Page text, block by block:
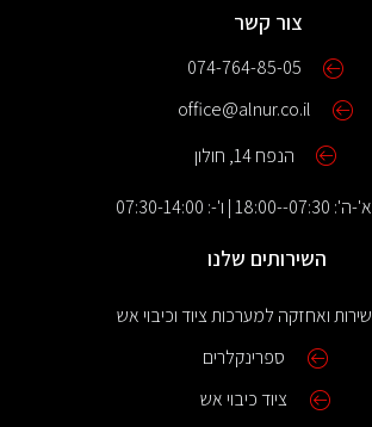
צור קשר
074-764-85-05
office@alnur.co.il
הנפח 14, חולון
א'-ה': 07:30--18:00 | ו'-: 07:30-14:00
השירותים שלנו
שירות ואחזקה למערכות ציוד וכיבוי אש
ספרינקלרים
ציוד כיבוי אש